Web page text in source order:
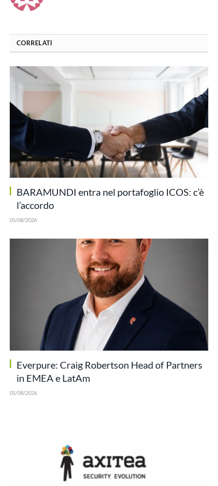
CORRELATI
BARAMUNDI entra nel portafoglio ICOS: c’è
l’accordo
05/08/2026
Everpure: Craig Robertson Head of Partners
in EMEA e LatAm
05/08/2026